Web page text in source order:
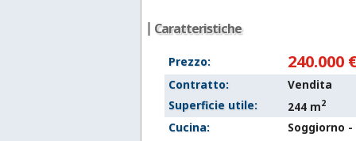
Caratteristiche
Prezzo: 240.000
Contratto:
Vendita
Superficie utile:
244 m2
Cucina: Soggiorno